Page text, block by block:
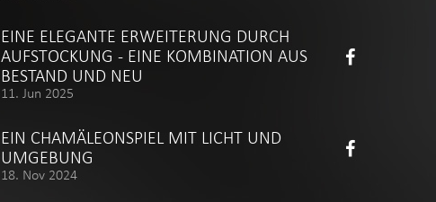
EINE ELEGANTE ERWEITERUNG DURCH
AUFSTOCKUNG - EINE KOMBINATION AUS
BESTAND UND NEU
11. Jun 2025
EIN CHAMÄLEONSPIEL MIT LICHT UND
UMGEBUNG
18. Nov 2024